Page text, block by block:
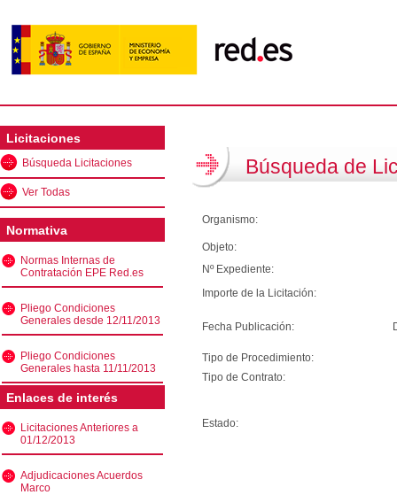
Licitaciones
Búsqueda Licitaciones
Ver Todas
Normativa
Normas Internas de
Contratación EPE Red.es
Pliego Condiciones
Generales desde 12/11/2013
Pliego Condiciones
Generales hasta 11/11/2013
Enlaces de interés
Licitaciones Anteriores a
01/12/2013
Adjudicaciones Acuerdos
Marco
Búsqueda de
Organismo:
Objeto:
Nº Expediente:
Importe de la Licitación:
Fecha Publicación:
Tipo de Procedimiento:
Tipo de Contrato:
Estado: